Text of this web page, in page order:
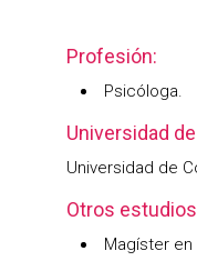
Profesión:
Psicóloga.
Universidad
Universidad de
Otros
Magíster